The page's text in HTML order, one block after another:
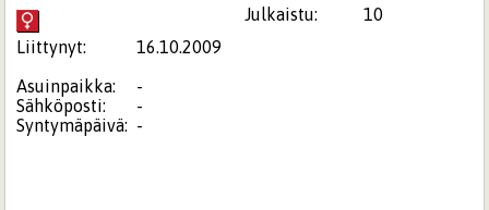
Julkaistu:
10
Liittynyt:
16.10.2009
Asuinpaikka:
-
Sähköposti:
-
Syntymäpäivä: -